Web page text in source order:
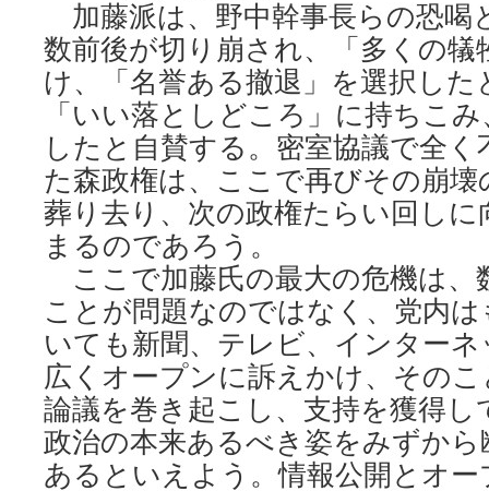
加藤派は、野中幹事長らの恐喝
数前後が切り崩され、「多くの犠
け、「名誉ある撤退」を選択した
「いい落としどころ」に持ちこ
したと自賛する。密室協議で全
た森政権は、ここで再びその崩壊
葬り去り、次の政権たらい回しに
まるのであろう。
ここで加藤氏の最大の危機は、
ことが問題なのではなく、党内
いても新聞、テレビ、インター
広くオープンに訴えかけ、その
論議を巻き起こし、支持を獲得し
政治の本来あるべき姿をみずか
あるといえよう。情報公開とオ